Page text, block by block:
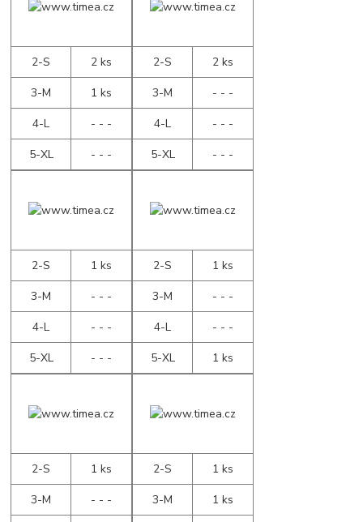
2-S
2 ks
3-M
1 ks
4-L
- - -
5-XL
- - -
2-S
2 ks
3-M
- - -
4-L
- - -
5-XL
- - -
2-S
1 ks
3-M
- - -
4-L
- - -
5-XL
- - -
2-S
1 ks
3-M
- - -
4-L
- - -
5-XL
1 ks
2-S
1 ks
3-M
- - -
2-S
1 ks
3-M
1 ks